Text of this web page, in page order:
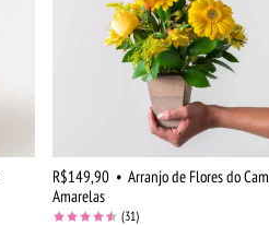
R$149,90 • Arranjo de Flores do
Amarelas
(31)